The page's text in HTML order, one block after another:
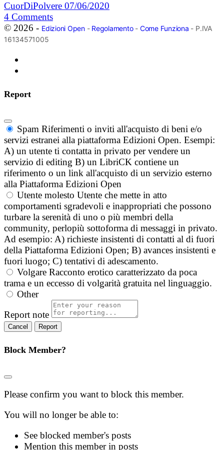
CuorDiPolvere 07/06/2020
4 Comments
© 2026 - Edizioni Open- Regolamento- Come Funziona - P.IVA
16134571005
Report
Spam Riferimenti o inviti all'acquisto di beni e/o
servizi estranei alla piattaforma Edizioni Open. Esempi:
A) un utente ti contatta in privato per vendere un
servizio di editing B) un LibriCK contiene un
riferimento o un link all'acquisto di un servizio esterno
alla Piattaforma Edizioni Open
Utente molesto Utente che mette in atto
comportamenti sgradevoli e inappropriati che possono
turbare la serenità di uno o più membri della
community, perlopiù sottoforma di messaggi in privato.
Ad esempio: A) richieste insistenti di contatti al di fuori
della Piattaforma Edizioni Open; B) avances insistenti e
fuori luogo; C) tentativi di adescamento.
Volgare Racconto erotico caratterizzato da poca
trama e un eccesso di volgarità gratuita nel linguaggio.
Other
Report note
Report
Block Member?
Please confirm you want to block this member.
You will no longer be able to:
See blocked member's posts
Mention this member in posts